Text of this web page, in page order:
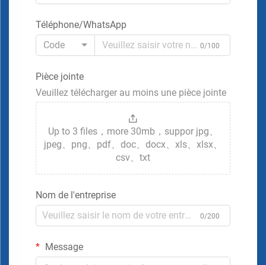
Téléphone/WhatsApp
Code
0/100
Pièce jointe
Veuillez télécharger au moins une pièce jointe
Up to 3 files，more 30mb，suppor jpg、
jpeg、png、pdf、doc、docx、xls、xlsx、
csv、txt
Nom de l'entreprise
0/200
Message